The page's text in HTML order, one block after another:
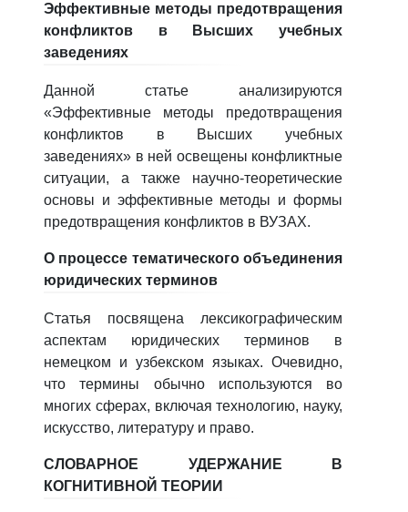
Эффективные методы предотвращения
конфликтов в Высших учебных
заведениях
Данной статье анализируются
«Эффективные методы предотвращения
конфликтов в Высших учебных
заведениях» в ней освещены конфликтные
ситуации, а также научно-теоретические
основы и эффективные методы и формы
предотвращения конфликтов в ВУЗАХ.
О процессе тематического объединения
юридических терминов
Статья посвящена лексикографическим
аспектам юридических терминов в
немецком и узбекском языках. Очевидно,
что термины обычно используются во
многих сферах, включая технологию, науку,
искусство, литературу и право.
СЛОВАРНОЕ УДЕРЖАНИЕ В
КОГНИТИВНОЙ ТЕОРИИ